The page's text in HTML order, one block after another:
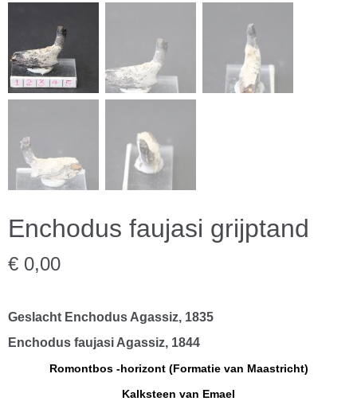
Enchodus faujasi grijptand
€ 0,00
Geslacht Enchodus Agassiz, 1835
Enchodus faujasi Agassiz, 1844
Romontbos -horizont (Formatie van Maastricht)
Kalksteen van Emael